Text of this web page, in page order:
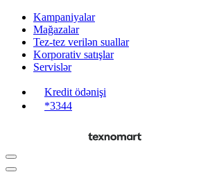
Kampaniyalar
Mağazalar
Tez-tez verilən suallar
Korporativ satışlar
Servislər
Kredit ödənişi
*3344